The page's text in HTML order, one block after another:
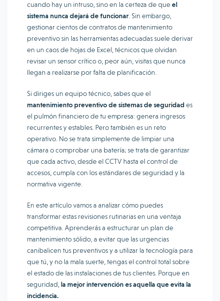
cuando hay un intruso, sino en la certeza de queel
sistema nunca dejará de funcionar . Sin embargo,
gestionar cientos de contratos de mantenimiento
preventivo sin las herramientas adecuadas suele derivar
en un caos de hojas de Excel, técnicos que olvidan
revisar un sensor crítico o, peor aún, visitas que nunca
llegan a realizarse por falta de planificación.
Si diriges un equipo técnico, sabes que el
mantenimiento preventivo de sistemas de seguridad es
el pulmón financiero de tu empresa: genera ingresos
recurrentes y estables. Pero también es un reto
operativo. No se trata simplemente de limpiar una
cámara o comprobar una batería; se trata de garantizar
que cada activo, desde el CCTV hasta el control de
accesos, cumpla con los estándares de seguridad y la
normativa vigente.
En este artículo vamos a analizar cómo puedes
transformar estas revisiones rutinarias en una ventaja
competitiva. Aprenderás a estructurar un plan de
mantenimiento sólido, a evitar que las urgencias
canibalicen tus preventivos y a utilizar la tecnología para
que tú, y no la mala suerte, tengas el control total sobre
el estado de las instalaciones de tus clientes. Porque en
seguridad, la mejor intervención es aquella que evita la
incidencia.